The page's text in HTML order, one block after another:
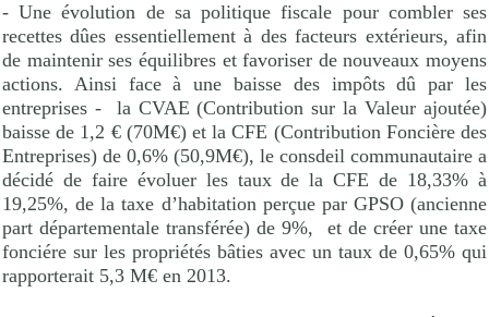
- Une évolution de sa politique fiscale pour combler ses
recettes dûes essentiellement à des facteurs extérieurs, afin
de maintenir ses équilibres et favoriser de nouveaux moyens
actions. Ainsi face à une baisse des impôts dû par les
entreprises -
la CVAE (Contribution sur la Valeur ajoutée)
baisse de 1,2 € (70M€) et la CFE (Contribution Foncière des
Entreprises) de 0,6% (50,9M€), le consdeil communautaire a
décidé de faire évoluer les taux de la CFE de 18,33% à
19,25%, de la taxe d’habitation perçue par GPSO (ancienne
part départementale transférée) de 9%,
et de créer une taxe
fonciére sur les propriétés bâties avec un taux de 0,65% qui
rapporterait 5,3 M€ en 2013.